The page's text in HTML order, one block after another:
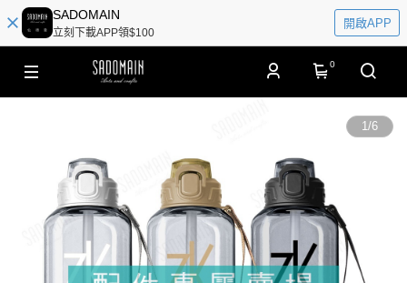
SADOMAIN
立刻下載APP領$100
開啟APP
0
1/6